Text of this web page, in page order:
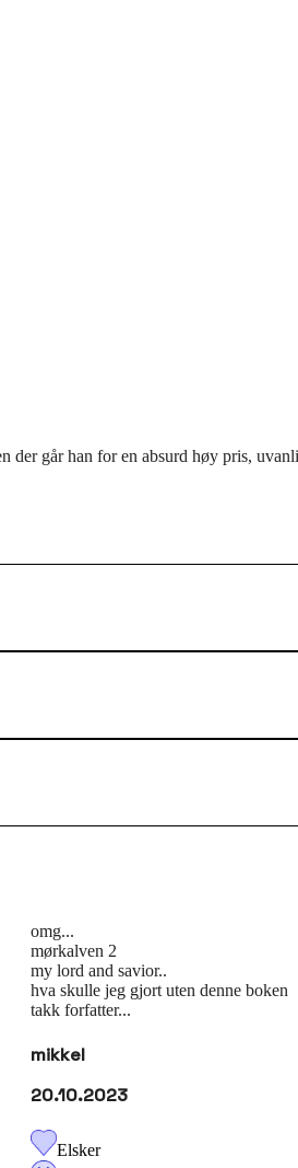
går han for en absurd høy pris,
omg...
mørkalven 2
my lord and savior..
hva skulle jeg gjort uten denne boken
takk forfatter...
mikkel
20.10.2023
Elsker